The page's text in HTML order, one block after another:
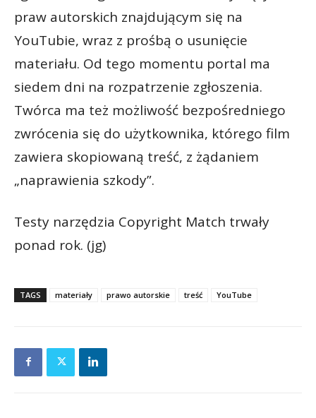
praw autorskich znajdującym się na
YouTubie, wraz z prośbą o usunięcie
materiału. Od tego momentu portal ma
siedem dni na rozpatrzenie zgłoszenia.
Twórca ma też możliwość bezpośredniego
zwrócenia się do użytkownika, którego film
zawiera skopiowaną treść, z żądaniem
„naprawienia szkody”.
Testy narzędzia Copyright Match trwały
ponad rok. (jg)
TAGS materiały prawo autorskie treść YouTube